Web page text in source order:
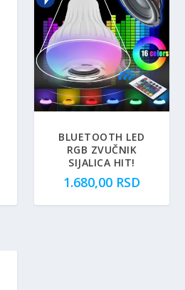
BLUETOOTH LED
RGB ZVUČNIK
SIJALICA HIT!
1.680,00 RSD